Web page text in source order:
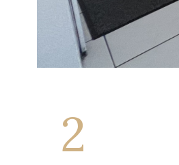
2